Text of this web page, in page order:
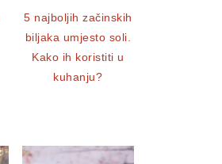
5 najboljih začinskih
biljaka umjesto soli.
Kako ih koristiti u
kuhanju?